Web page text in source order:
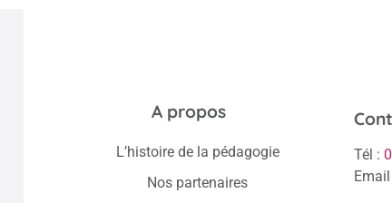
A propos
L’histoire de la pédagogie
Nos partenaires
Tél :
Email